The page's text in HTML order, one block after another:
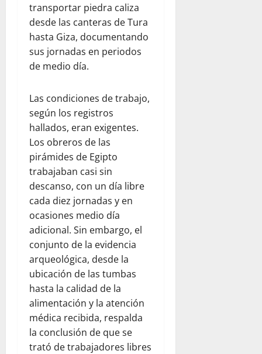
transportar piedra caliza
desde las canteras de Tura
hasta Giza, documentando
sus jornadas en periodos
de medio día.
Las condiciones de trabajo,
según los registros
hallados, eran exigentes.
Los obreros de las
pirámides de Egipto
trabajaban casi sin
descanso, con un día libre
cada diez jornadas y en
ocasiones medio día
adicional. Sin embargo, el
conjunto de la evidencia
arqueológica, desde la
ubicación de las tumbas
hasta la calidad de la
alimentación y la atención
médica recibida, respalda
la conclusión de que se
trató de trabajadores libres